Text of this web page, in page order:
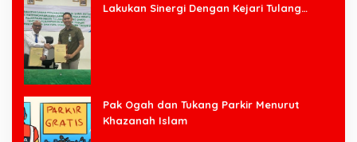
Lakukan Sinergi Dengan Kejari Tulang
Pak Ogah dan Tukang Parkir Menurut
Khazanah Islam